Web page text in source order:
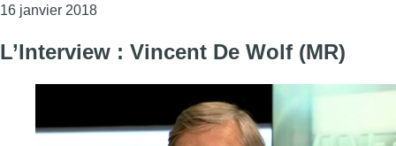
16 janvier 2018Consulter l'article "L’Interview : Vincent De
L’Interview : Vincent De Wolf (MR)